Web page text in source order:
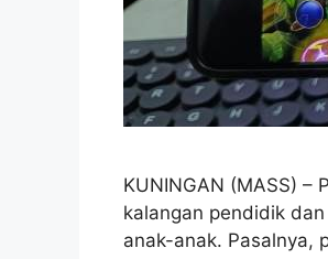
KUNINGAN (MASS) –
kalangan pendidik
anak-anak. Pasalnya,